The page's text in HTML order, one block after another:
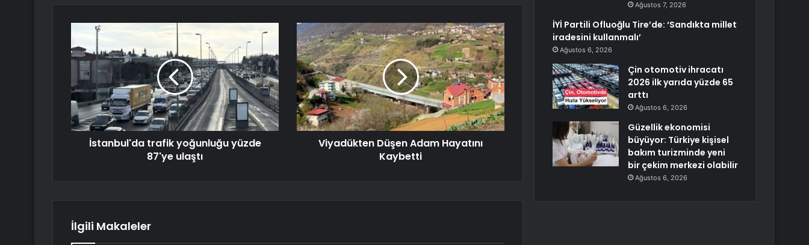
İstanbul'da trafik yoğunluğu yüzde
87'ye ulaştı
Viyadükten Düşen Adam Hayatını
Kaybetti
İlgili Makaleler
Ağustos 7, 2026
İYİ Partili Ofluoğlu Tire’de: ‘Sandıkta millet
iradesini kullanmalı’
Ağustos 6, 2026
Çin otomotiv ihracatı
2026 ilk yarıda yüzde 65
arttı
Ağustos 6, 2026
Güzellik ekonomisi
büyüyor: Türkiye kişisel
bakım turizminde yeni
bir çekim merkezi olabilir
Ağustos 6, 2026